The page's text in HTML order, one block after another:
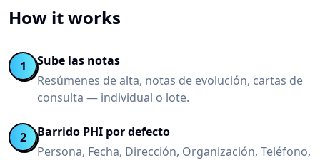
How it works
1
Sube las notas
Resúmenes de alta, notas de evolución, cartas de
consulta — individual o lote.
2
Barrido PHI por defecto
Persona, Fecha, Dirección, Organización, Teléfono,